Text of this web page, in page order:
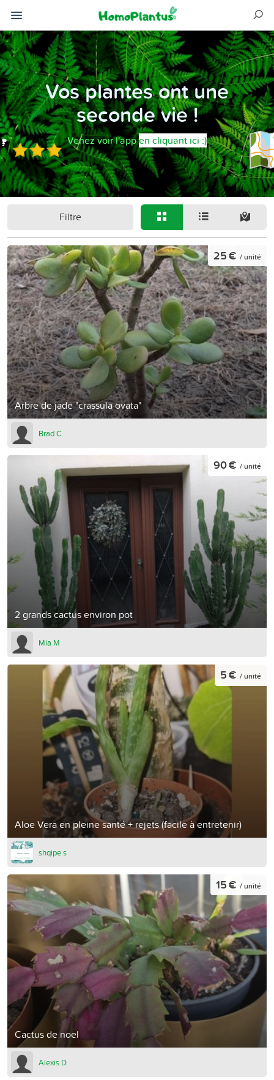
Vos plantes ont une
seconde vie !
Venez voir l'appen cliquant ici :)
Filtre
Arbre de jade "crassula ovata"
25 € / unité
Brad C
2 grands cactus environ pot
90 € / unité
Mia M
Aloe Vera en pleine santé + rejets (facile à entretenir)
5 € / unité
shqipe s
Cactus de noel
15 € / unité
Alexis D